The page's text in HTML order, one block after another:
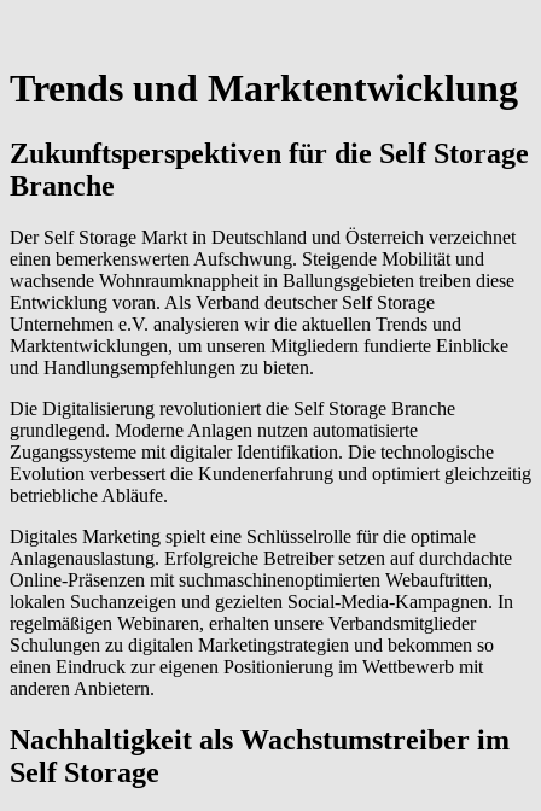
Trends und Marktentwicklung
Zukunftsperspektiven für die Self Storage
Branche
Der Self Storage Markt in Deutschland und Österreich verzeichnet
einen bemerkenswerten Aufschwung. Steigende Mobilität und
wachsende Wohnraumknappheit in Ballungsgebieten treiben diese
Entwicklung voran. Als Verband deutscher Self Storage
Unternehmen e.V. analysieren wir die aktuellen Trends und
Marktentwicklungen, um unseren Mitgliedern fundierte Einblicke
und Handlungsempfehlungen zu bieten.
Die Digitalisierung revolutioniert die Self Storage Branche
grundlegend. Moderne Anlagen nutzen automatisierte
Zugangssysteme mit digitaler Identifikation. Die technologische
Evolution verbessert die Kundenerfahrung und optimiert gleichzeitig
betriebliche Abläufe.
Digitales Marketing spielt eine Schlüsselrolle für die optimale
Anlagenauslastung. Erfolgreiche Betreiber setzen auf durchdachte
Online-Präsenzen mit suchmaschinenoptimierten Webauftritten,
lokalen Suchanzeigen und gezielten Social-Media-Kampagnen. In
regelmäßigen Webinaren, erhalten unsere Verbandsmitglieder
Schulungen zu digitalen Marketingstrategien und bekommen so
einen Eindruck zur eigenen Positionierung im Wettbewerb mit
anderen Anbietern.
Nachhaltigkeit als Wachstumstreiber im
Self Storage